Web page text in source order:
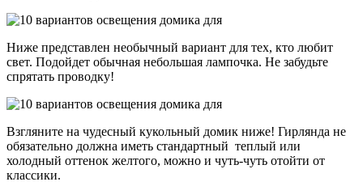
Ниже представлен необычный вариант для тех, кто любит
свет. Подойдет обычная небольшая лампочка. Не забудьте
спрятать проводку!
Взгляните на чудесный кукольный домик ниже! Гирлянда не
обязательно должна иметь стандартный теплый или
холодный оттенок желтого, можно и чуть-чуть отойти от
классики.